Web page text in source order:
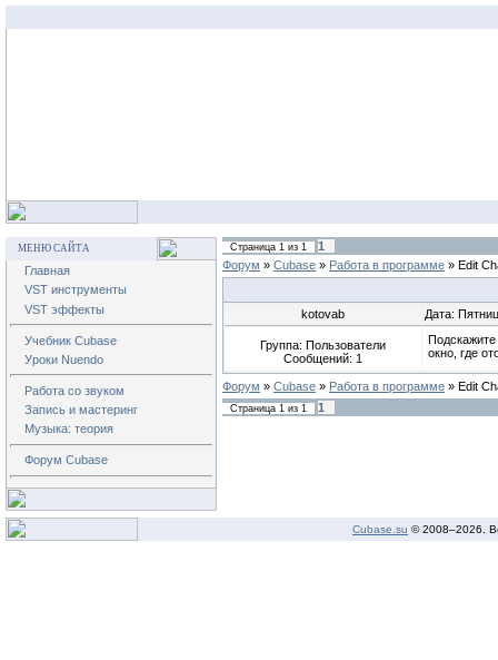
МЕНЮ САЙТА
Главная
VST инструменты
VST эффекты
Учебник Cubase
Уроки Nuendo
Работа со звуком
Запись и мастеринг
Музыка: теория
Форум Cubase
Страница 1 из 1
1
Форум » Cubase » Работа в программе » Edit
kotovab Дата:
Группа: Пользователи
Сообщений: 1
окно, где
Форум » Cubase » Работа в программе » Edit
Страница 1 из 1 1
Cubase.su © 2008–2026.